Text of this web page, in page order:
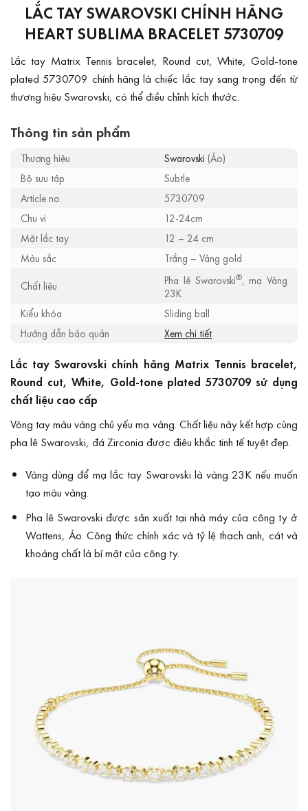
LẮC TAY SWAROVSKI CHÍNH HÃNG
HEART SUBLIMA BRACELET 5730709
Lắc tay Matrix Tennis bracelet, Round cut, White, Gold-tone
plated 5730709 chính hãng là chiếc lắc tay sang trọng đến từ
thương hiệu Swarovski, có thể điều chỉnh kích thước.
Thông tin sản phẩm
Thương hiệu Swarovski (Áo)
Bộ sưu tập
Subtle
Article no.
5730709
Chu vi
12-24cm
Mặt lắc tay
12 – 24 cm
Màu sắc
Trắng – Vàng gold
Chất liệu
Pha lê Swarovski®, mạ Vàng
23K
Kiểu khóa
Sliding ball
Hướng dẫn bảo quản
Xem chi tiết
Lắc tay Swarovski chính hãng Matrix Tennis bracelet,
Round cut, White, Gold-tone plated 5730709 sử dụng
chất liệu cao cấp
Vòng tay màu vàng chủ yếu mạ vàng. Chất liệu này kết hợp cùng
pha lê Swarovski, đá Zirconia được điêu khắc tinh tế tuyệt đẹp.
Vàng dùng để mạ lắc tay Swarovski là vàng 23K nếu muốn
tạo màu vàng.
Pha lê Swarovski được sản xuất tại nhà máy của công ty ở
Wattens, Áo. Công thức chính xác và tỷ lệ thạch anh, cát và
khoáng chất là bí mật của công ty.